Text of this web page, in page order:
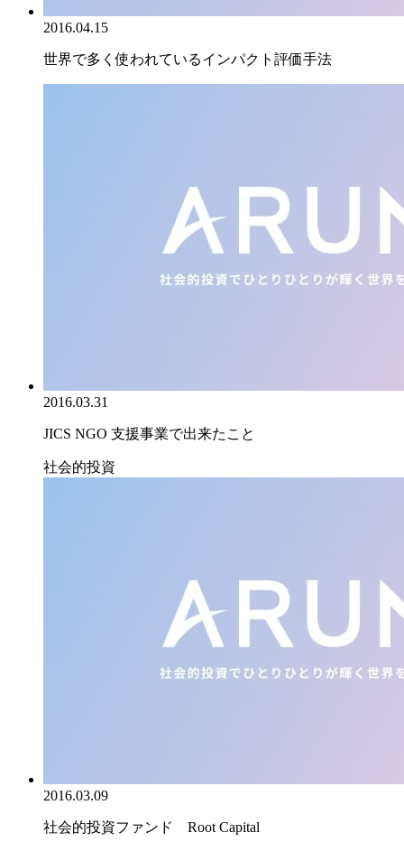
2016.04.15
世界で多く使われているインパクト評価手法
2016.03.31
JICS NGO 支援事業で出来たこと
社会的投資
2016.03.09
社会的投資ファンド Root Capital